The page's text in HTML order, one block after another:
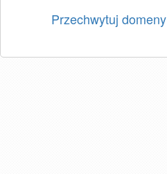
Przechwytuj domeny